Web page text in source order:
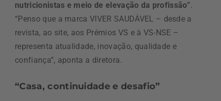
nutricionistas e meio de elevação da profissão”.
“Penso que a marca VIVER SAUDÁVEL – desde a
revista, ao site, aos Prémios VS e à VS-NSE –
representa atualidade, inovação, qualidade e
confiança”, aponta a diretora.
“Casa, continuidade e desafio”